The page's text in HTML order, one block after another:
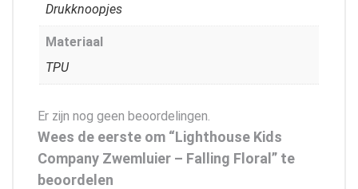
Drukknoopjes
Materiaal
TPU
Er zijn nog geen beoordelingen.
Wees de eerste om “Lighthouse Kids
Company Zwemluier – Falling Floral” te
beoordelen